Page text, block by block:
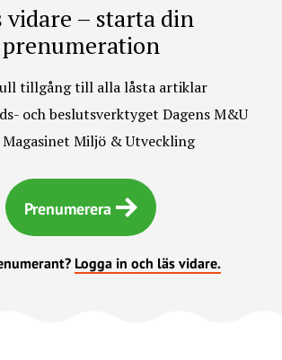
vidare – starta din
prenumeration
tillgång till alla låsta artiklar
och beslutsverktyget Dagens M&U
Magasinet Miljö & Utveckling
Prenumerera
Logga in och läs vidare.